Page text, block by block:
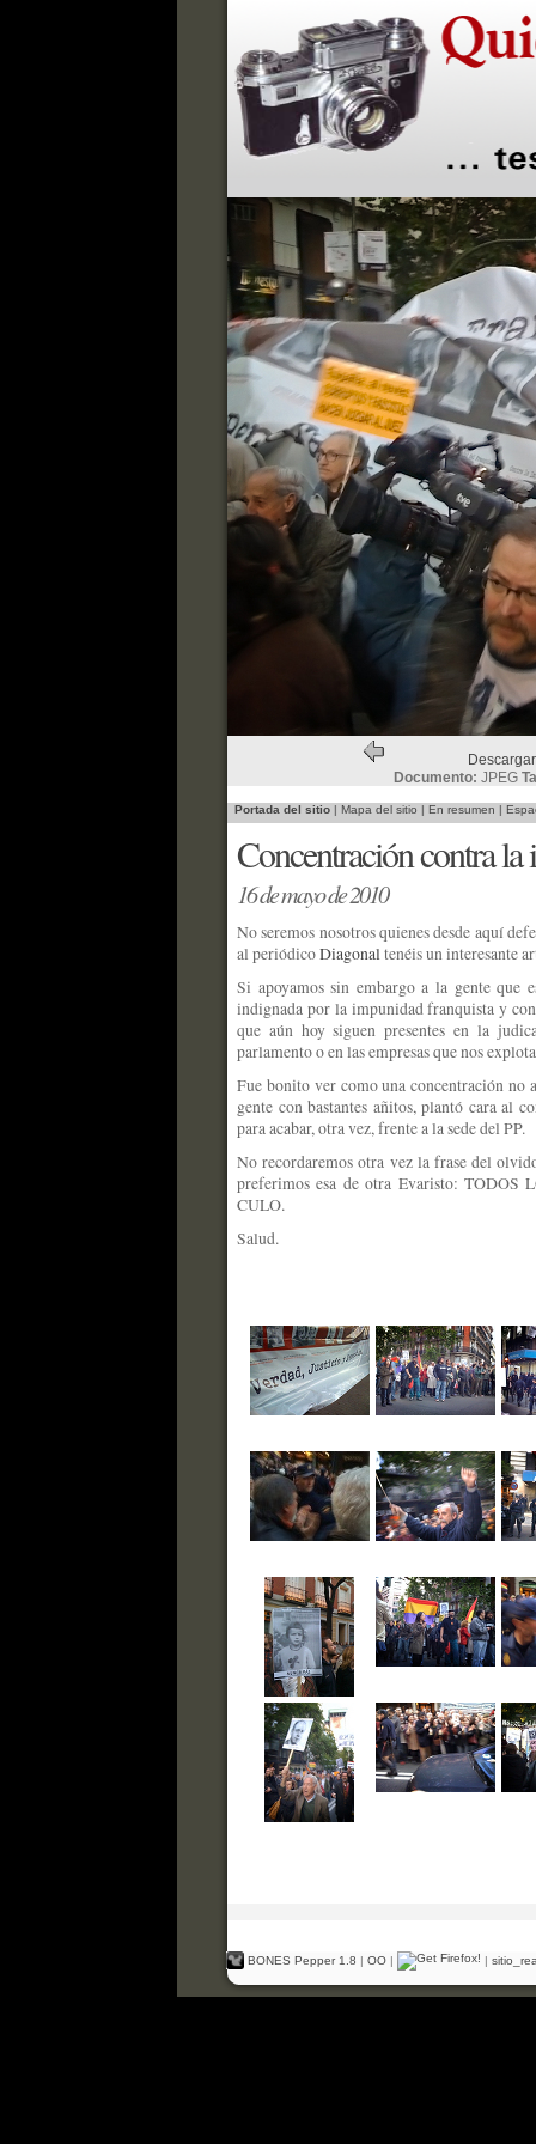
Documento: JPEG
Portada del sitio | Mapa del sitio | En resumen |
Concentración contra
16 de mayo de 2010
No seremos nosotros quienes desde aquí
al periódicoDiagonal tenéis un interesante
Si apoyamos sin embargo a la gente que
indignada por la impunidad franquista y
que aún hoy siguen presentes en la
parlamento o en las empresas que nos
Fue bonito ver como una concentración no
gente con bastantes añitos, plantó cara al
para acabar, otra vez, frente a la sede del PP.
No recordaremos otra vez la frase del
preferimos esa de otra Evaristo:
CULO.
Salud.
BONES Pepper 1.8 | OO | |